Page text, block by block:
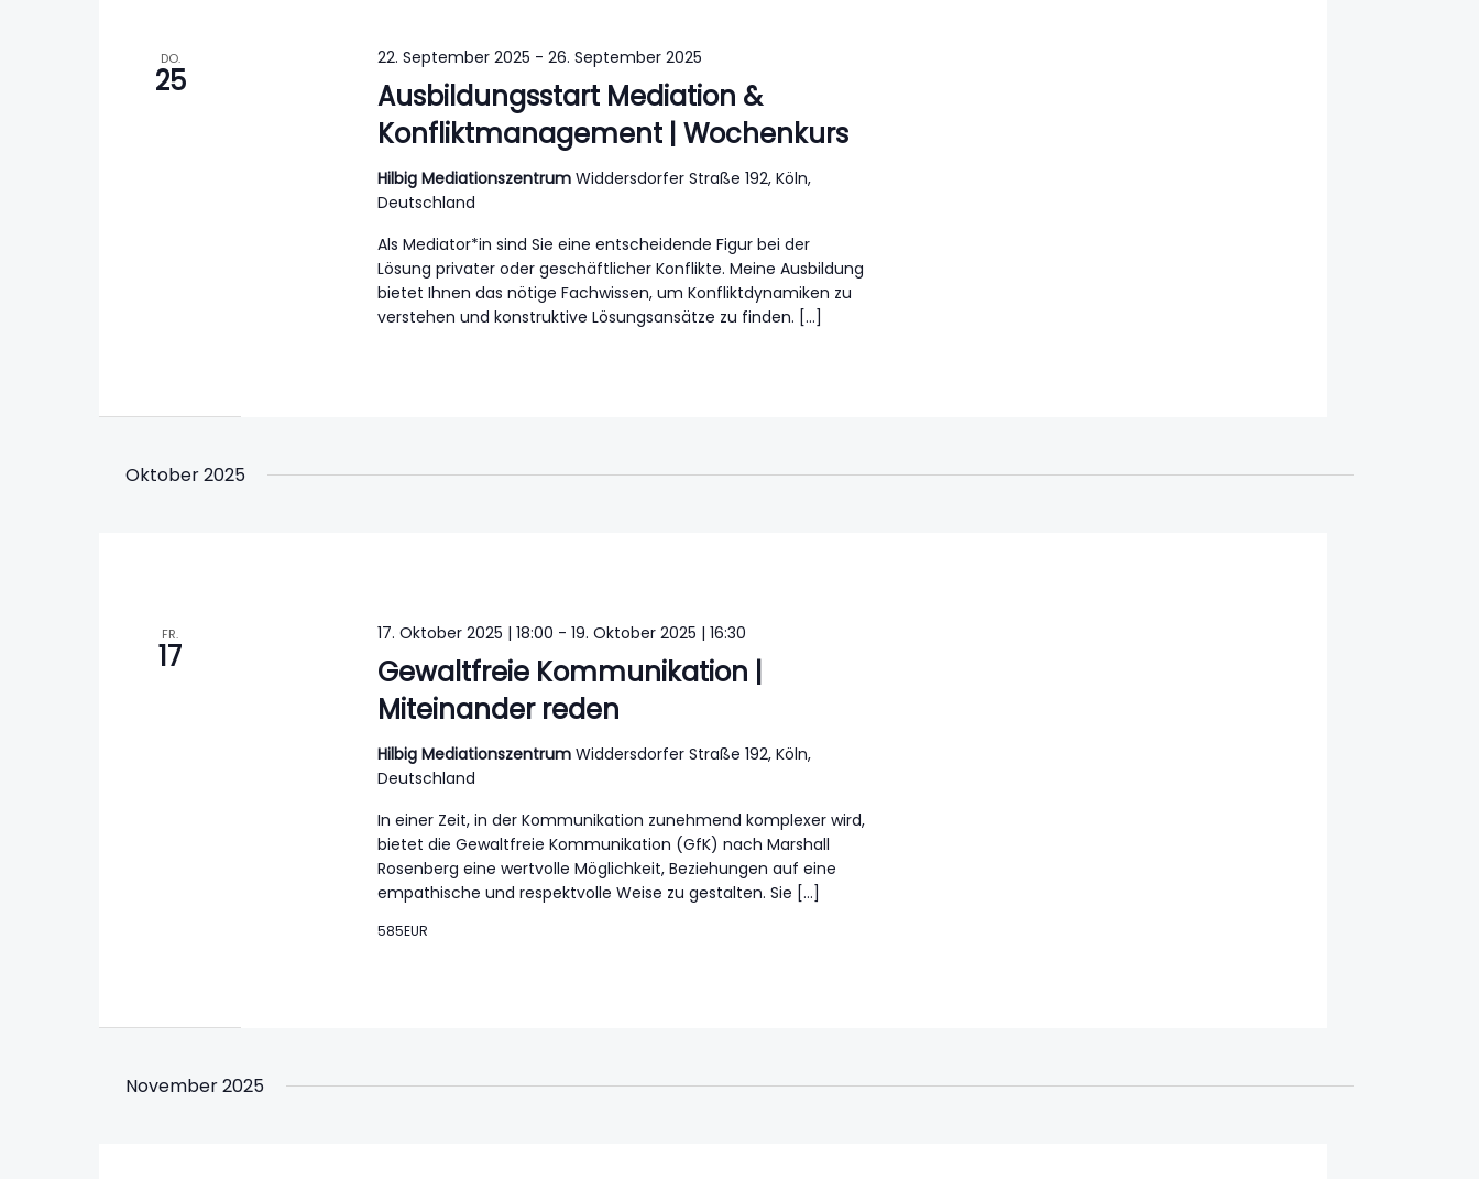
DO.
25
Ausbildungsstart Mediation &
Konfliktmanagement | Wochenkurs
22. September 2025 -26. September 2025
Hilbig MediationszentrumWiddersdorfer Straße 192, Köln,
Deutschland
Als Mediator*in sind Sie eine entscheidende Figur bei der
Lösung privater oder geschäftlicher Konflikte. Meine Ausbildung
bietet Ihnen das nötige Fachwissen, um Konfliktdynamiken zu
verstehen und konstruktive Lösungsansätze zu finden. […]
Oktober 2025
FR.
17
Gewaltfreie Kommunikation |
Miteinander reden
17. Oktober 2025 | 18:00 -19. Oktober 2025 | 16:30
Hilbig MediationszentrumWiddersdorfer Straße 192, Köln,
Deutschland
In einer Zeit, in der Kommunikation zunehmend komplexer wird,
bietet die Gewaltfreie Kommunikation (GfK) nach Marshall
Rosenberg eine wertvolle Möglichkeit, Beziehungen auf eine
empathische und respektvolle Weise zu gestalten. Sie […]
585EUR
November 2025